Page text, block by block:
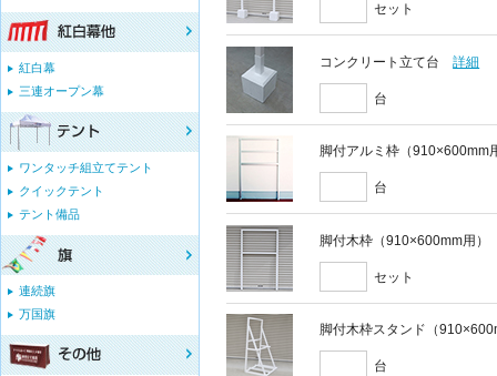
セット
コンクリート立て台 詳細
台
脚付アルミ枠（910×600mm
台
脚付木枠（910×600mm用）
セット
脚付木枠スタンド（
台
紅白幕
三連オープン幕
ワンタッチ組立てテント
クイックテント
テント備品
連続旗
万国旗